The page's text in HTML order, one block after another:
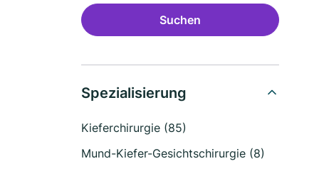
Suchen
Spezialisierung
Kieferchirurgie (85)
Mund-Kiefer-Gesichtschirurgie (8)